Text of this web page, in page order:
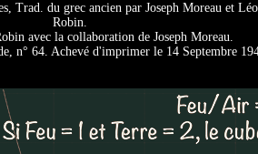
Trad. du grec ancien par Joseph Moreau et
Robin.
avec la collaboration de Joseph Moreau.
n° 64. Achevé d'imprimer le 14 Septembre